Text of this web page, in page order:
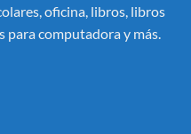
oficina, libros, libros
para computadora y más.